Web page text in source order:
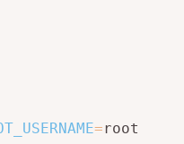
=root